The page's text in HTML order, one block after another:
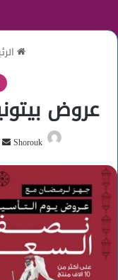
عروض
Shorouk